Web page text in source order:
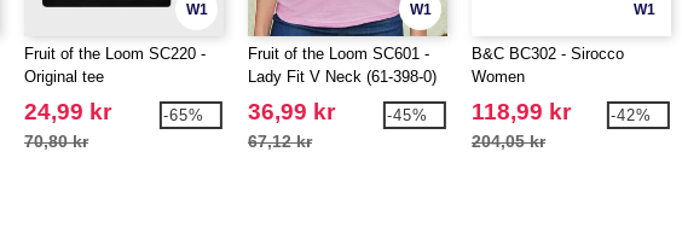
W1
Fruit of the Loom SC220 -
Original tee
24,99 kr
70,80 kr
-65%
W1
Fruit of the Loom SC601 -
Lady Fit V Neck (61-398-0)
36,99 kr
67,12 kr
-45%
W1
B&C BC302 - Sirocco
Women
118,99 kr
204,05 kr
-42%